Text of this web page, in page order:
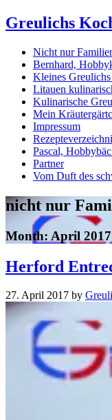
Greulichs
Nicht nur
Bernhard,
Kleines
Litauen
Kulinarische
Mein
Impressum
Pascal,
Partner
Vom Duft des
nicht nur
Month: April 2017
Herford
27. April 2017 by